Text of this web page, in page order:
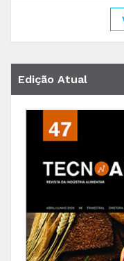
Edição Atual